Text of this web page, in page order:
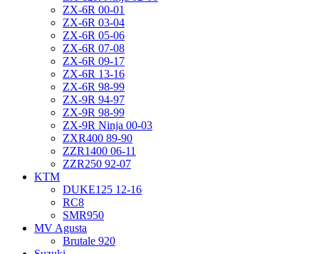
ZX-6R 00-01
ZX-6R 03-04
ZX-6R 05-06
ZX-6R 07-08
ZX-6R 09-17
ZX-6R 13-16
ZX-6R 98-99
ZX-9R 94-97
ZX-9R 98-99
ZX-9R Ninja 00-03
ZXR400 89-90
ZZR1400 06-11
ZZR250 92-07
KTM
DUKE125 12-16
RC8
SMR950
MV Agusta
Brutale 920